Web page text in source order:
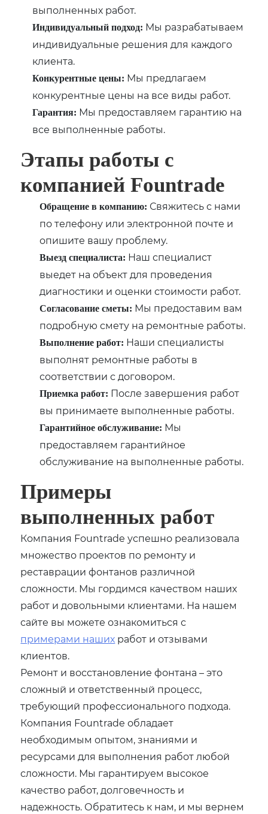
выполненных работ.
Индивидуальный подход: Мы разрабатываем
индивидуальные решения для каждого
клиента.
Конкурентные цены: Мы предлагаем
конкурентные цены на все виды работ.
Гарантия: Мы предоставляем гарантию на
все выполненные работы.
Этапы работы с
компанией Fountrade
Обращение в компанию: Свяжитесь с нами
по телефону или электронной почте и
опишите вашу проблему.
Выезд специалиста: Наш специалист
выедет на объект для проведения
диагностики и оценки стоимости работ.
Согласование сметы: Мы предоставим вам
подробную смету на ремонтные работы.
Выполнение работ: Наши специалисты
выполнят ремонтные работы в
соответствии с договором.
Приемка работ: После завершения работ
вы принимаете выполненные работы.
Гарантийное обслуживание: Мы
предоставляем гарантийное
обслуживание на выполненные работы.
Примеры
выполненных работ
Компания Fountrade успешно реализовала
множество проектов по ремонту и
реставрации фонтанов различной
сложности. Мы гордимся качеством наших
работ и довольными клиентами. На нашем
сайте вы можете ознакомиться с
примерами наших работ и отзывами
клиентов.
Ремонт и восстановление фонтана – это
сложный и ответственный процесс,
требующий профессионального подхода.
Компания Fountrade обладает
необходимым опытом, знаниями и
ресурсами для выполнения работ любой
сложности. Мы гарантируем высокое
качество работ, долговечность и
надежность. Обратитесь к нам, и мы вернем